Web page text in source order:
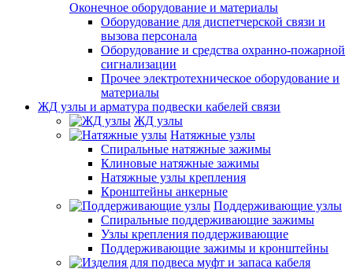
Оконечное оборудование и материалы
Оборудование для диспетчерской связи и
вызова персонала
Оборудование и средства охранно-пожарной
сигнализации
Прочее электротехническое оборудование и
материалы
ЖД узлы и арматура подвески кабелей связи
ЖД узлы
Натяжные узлы
Спиральные натяжные зажимы
Клиновые натяжные зажимы
Натяжные узлы крепления
Кронштейны анкерные
Поддерживающие узлы
Спиральные поддерживающие зажимы
Узлы крепления поддерживающие
Поддерживающие зажимы и кронштейны